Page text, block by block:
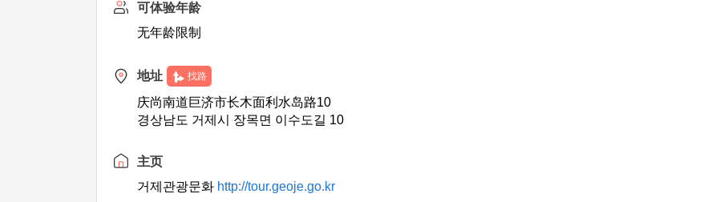
可体验年龄
无年龄限制
地址 找路
庆尚南道巨济市长木面利水岛路10
경상남도 거제시 장목면 이수도길 10
主页
거제관광문화 http://tour.geoje.go.kr